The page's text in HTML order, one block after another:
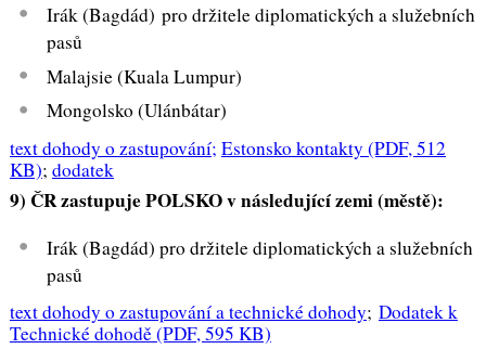
Irák (Bagdád) pro držitele diplomatických a služebních
pasů
Malajsie (Kuala Lumpur)
Mongolsko (Ulánbátar)
text dohody o zastupování; Estonsko kontakty (PDF, 512
KB); dodatek
9) ČR zastupuje POLSKO v následující zemi (městě):
Irák (Bagdád) pro držitele diplomatických a služebních
pasů
text dohody o zastupování a technické dohody; Dodatek k
Technické dohodě(PDF, 595 KB)